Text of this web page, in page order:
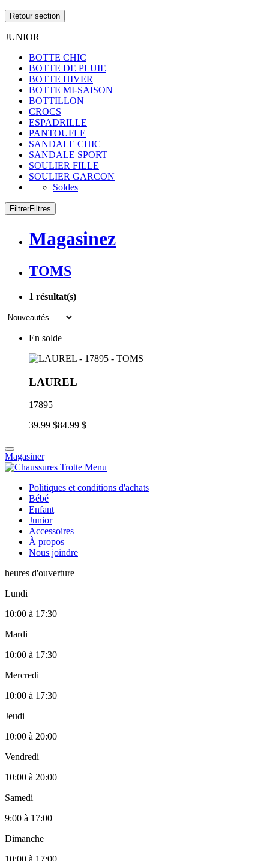
Retour section
JUNIOR
BOTTE CHIC
BOTTE DE PLUIE
BOTTE HIVER
BOTTE MI-SAISON
BOTTILLON
CROCS
ESPADRILLE
PANTOUFLE
SANDALE CHIC
SANDALE SPORT
SOULIER FILLE
SOULIER GARCON
Soldes
FiltrerFiltres
Magasinez
TOMS
1 résultat(s)
En solde
LAUREL
17895
39.99 $84.99 $
Magasiner
Politiques et conditions d'achats
Bébé
Enfant
Junior
Accessoires
À propos
Nous joindre
heures d'ouverture
Lundi
10:00 à 17:30
Mardi
10:00 à 17:30
Mercredi
10:00 à 17:30
Jeudi
10:00 à 20:00
Vendredi
10:00 à 20:00
Samedi
9:00 à 17:00
Dimanche